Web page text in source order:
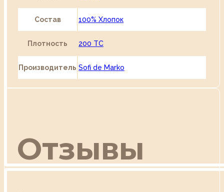
Состав 100% Хлопок
Плотность 200 TC
Производитель Sofi de Marko
Отзывы